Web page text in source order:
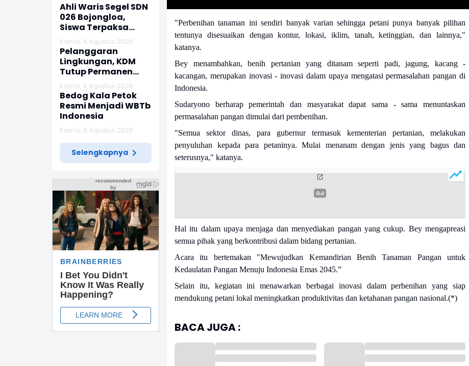
Ahli Waris Segel SDN
026 Bojongloa,
Siswa Terpaksa
Belajar Jarak Jauh
Kamis, 6 Agustus 2026
Pelanggaran
Lingkungan, KDM
Tutup Permanen
Lima Tambang Batu
Kapur di Cipatat
Kamis, 6 Agustus 2026
Bedog Kala Petok
Resmi Menjadi WBTb
Indonesia
Kamis, 6 Agustus 2026
Selengkapnya
"Perbenihan tanaman ini sendiri banyak varian sehingga petani punya banyak pilihan
tentunya disesuaikan dengan kontur, lokasi, iklim, tanah, ketinggian, dan lainnya,"
katanya.
Bey menambahkan, benih pertanian yang ditanam seperti padi, jagung, kacang -
kacangan, merupakan inovasi - inovasi dalam upaya mengatasi permasalahan pangan di
Indonesia.
Sudaryono berharap pemerintah dan masyarakat dapat sama - sama menuntaskan
permasalahan pangan dimulai dari pembenihan.
"Semua sektor dinas, para gubernur termasuk kementerian pertanian, melakukan
penyuluhan kepada para petaninya. Mulai menanam dengan jenis yang bagus dan
seterusnya," katanya.
Hal itu dalam upaya menjaga dan menyediakan pangan yang cukup. Bey mengapreasi
semua pihak yang berkontribusi dalam bidang pertanian.
Acara itu bertemakan "Mewujudkan Kemandirian Benih Tanaman Pangan untuk
Kedaulatan Pangan Menuju Indonesia Emas 2045.”
Selain itu, kegiatan ini menawarkan berbagai inovasi dalam perbenihan yang siap
mendukung petani lokal meningkatkan produktivitas dan ketahanan pangan nasional.(*)
BACA JUGA :